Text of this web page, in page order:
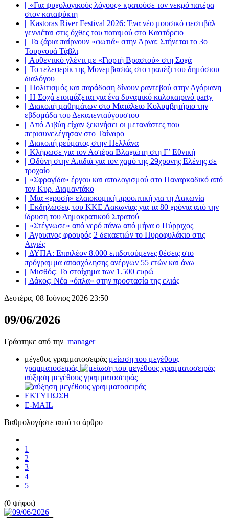
|| «Για ψυχολογικούς λόγους» κρατούσε τον νεκρό πατέρα
στον καταψύκτη
|| Kastoras River Festival 2026: Ένα νέο μουσικό φεστιβάλ
γεννιέται στις όχθες του ποταμού στο Καστόρειο
|| Τα ζάρια παίρνουν «φωτιά» στην Άρνα: Στήνεται το 3ο
Τουρνουά Τάβλι
|| Αυθεντικό γλέντι με «Γιορτή Βραστού» στη Σοχά
|| Το τελεφερίκ της Μονεμβασιάς στο τραπέζι του δημόσιου
διαλόγου
|| Πολιτισμός και παράδοση δίνουν ραντεβού στην Αγόριανη
|| Η Σοχά ετοιμάζεται για ένα δυναμικό καλοκαιρινό party
|| Διακοπή μαθημάτων στο Ματάλειο Κολυμβητήριο την
εβδομάδα του Δεκαπενταύγουστου
|| Από Λιβύη είχαν ξεκινήσει οι μετανάστες που
περισυνελέγησαν στο Ταίναρο
|| Διακοπή ρεύματος στην Πελλάνα
|| Κλήρωσε για τον Αστέρα Βλαχιώτη στη Γ’ Εθνική
|| Οδύνη στην Απιδιά για τον χαμό της 29χρονης Ελένης σε
τροχαίο
|| «Σφραγίδα» έργου και απολογισμού στο Παναρκαδικό από
τον Κυρ. Διαμαντάκο
|| Μια «χρυσή» ελαιοκομική προοπτική για τη Λακωνία
|| Εκδηλώσεις του ΚΚΕ Λακωνίας για τα 80 χρόνια από την
ίδρυση του Δημοκρατικού Στρατού
|| «Στέγνωσε» από νερό πάνω από μήνα ο Πύρριχος
|| Άγρυπνος φρουρός 2 δεκαετιών το Πυροφυλάκιο στις
Αιγιές
|| ΔΥΠΑ: Επιπλέον 8.000 επιδοτούμενες θέσεις στο
πρόγραμμα απασχόλησης ανέργων 55 ετών και άνω
|| Μισθός: Το στοίχημα των 1.500 ευρώ
|| Δάκος: Νέα «όπλα» στην προστασία της ελιάς
Δευτέρα, 08 Ιούνιος 2026 23:50
09/06/2026
Γράφτηκε από την manager
μέγεθος γραμματοσειράς μείωση του μεγέθους
γραμματοσειράς
αύξηση μεγέθους γραμματοσειράς
ΕΚΤΥΠΩΣΗ
E-MAIL
Βαθμολογήστε αυτό το άρθρο
1
2
3
4
5
(0 ψήφοι)